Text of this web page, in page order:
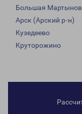
Большая
Арск (Арский р-н)
Кузедеево
Круторожино